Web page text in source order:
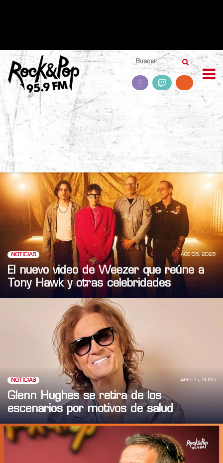
NOTICIAS AGO 06, 2026
El nuevo video de Weezer que reúne a
Tony Hawk y otras celebridades
NOTICIAS AGO 05, 2026
Glenn Hughes se retira de los
escenarios por motivos de salud